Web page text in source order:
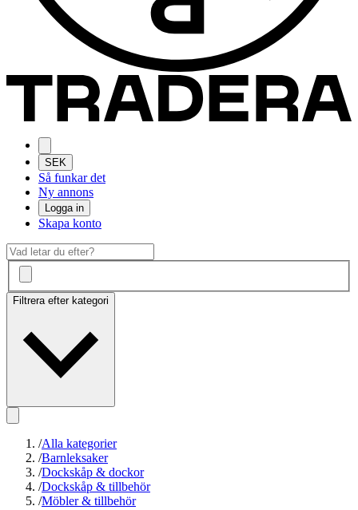
SEK
Så funkar det
Ny annons
Logga in
Skapa konto
Filtrera efter kategori
/Alla kategorier
/Barnleksaker
/Dockskåp & dockor
/Dockskåp & tillbehör
/Möbler & tillbehör